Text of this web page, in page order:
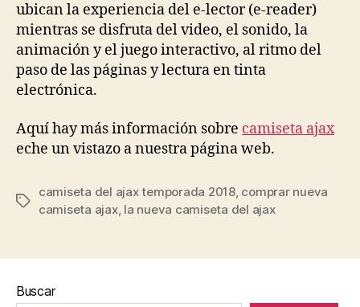
ubican la experiencia del e-lector (e-reader)
mientras se disfruta del video, el sonido, la
animación y el juego interactivo, al ritmo del
paso de las páginas y lectura en tinta
electrónica.
Aquí hay más información sobre camiseta ajax
eche un vistazo a nuestra página web.
Etiquetas
camiseta del ajax temporada 2018, comprar nueva
camiseta ajax, la nueva camiseta del ajax
Buscar